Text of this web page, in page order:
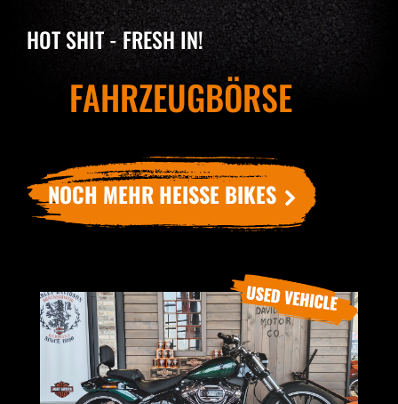
HOT SHIT - FRESH IN!
FAHRZEUGBÖRSE
NOCH MEHR HEISSE BIKES